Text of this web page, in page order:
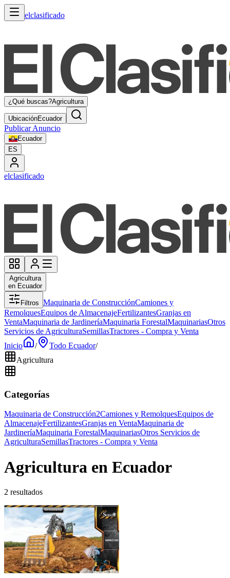
elclasificado
¿Qué buscas?Agricultura
UbicaciónEcuador
Publicar Anuncio
Ecuador
ES
elclasificado
Agricultura
en Ecuador
Filtros Maquinaria de ConstrucciónCamiones y
RemolquesEquipos de AlmacenajeFertilizantesGranjas en
VentaMaquinaria de JardineríaMaquinaria ForestalMaquinariasOtros
Servicios de AgriculturaSemillasTractores - Compra y Venta
Inicio
/ Todo Ecuador/
Agricultura
Categorías
Maquinaria de Construcción2Camiones y RemolquesEquipos de
AlmacenajeFertilizantesGranjas en VentaMaquinaria de
JardineríaMaquinaria ForestalMaquinariasOtros Servicios de
AgriculturaSemillasTractores - Compra y Venta
Agricultura en Ecuador
2 resultados